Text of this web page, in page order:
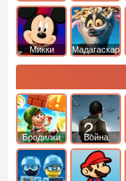
Микки
Мадагаскар
Бродилки Война